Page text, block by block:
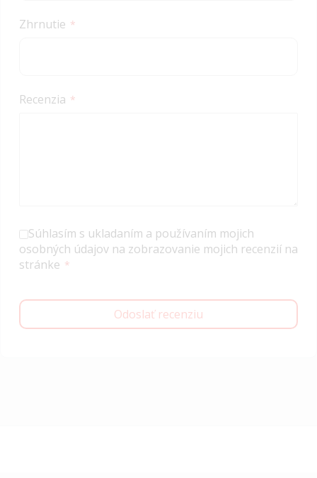
Zhrnutie
Recenzia
Súhlasím s ukladaním a používaním mojich
osobných údajov na zobrazovanie mojich recenzií na
stránke
Odoslať recenziu